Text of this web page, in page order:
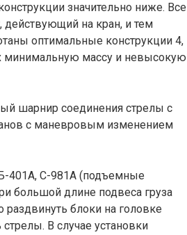
значительно ниже. Все
на кран, и тем
оптимальные конструкции 4,
минимальную массу и невысокую
шарнир соединения стрелы с
с маневровым изменением
401А, С-981А (подъемные
большой длине подвеса груза
раздвинуть блоки на головке
В случае установки